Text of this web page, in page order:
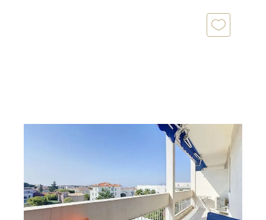
Appartement F1 à vendre
160 000 €